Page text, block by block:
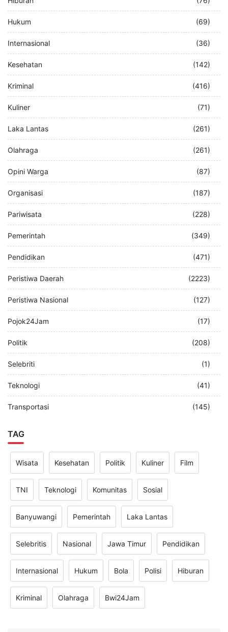
Hukum (69)
Internasional (36)
Kesehatan (142)
Kriminal (416)
Kuliner (71)
Laka Lantas (261)
Olahraga (261)
Opini Warga (87)
Organisasi (187)
Pariwisata (228)
Pemerintah (349)
Pendidikan (471)
Peristiwa Daerah (2223)
Peristiwa Nasional (127)
Pojok24Jam (17)
Politik (208)
Selebriti (1)
Teknologi (41)
Transportasi (145)
TAG
Wisata Kesehatan Politik Kuliner Film
TNI Teknologi Komunitas Sosial
Banyuwangi Pemerintah Laka Lantas
Selebritis Nasional Jawa Timur Pendidikan
Internasional Hukum Bola Polisi Hiburan
Kriminal Olahraga Bwi24Jam